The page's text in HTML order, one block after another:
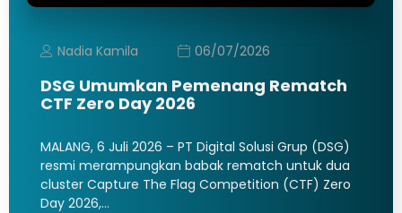
Nadia Kamila 06/07/2026
DSG Umumkan Pemenang Rematch
CTF Zero Day 2026
MALANG, 6 Juli 2026 – PT Digital Solusi Grup (DSG)
resmi merampungkan babak rematch untuk dua
cluster Capture The Flag Competition (CTF) Zero
Day 2026,…